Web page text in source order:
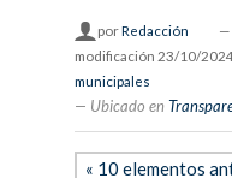
porRedacción —
modificación 23/10/
municipales
Ubicado en
« 10 elementos